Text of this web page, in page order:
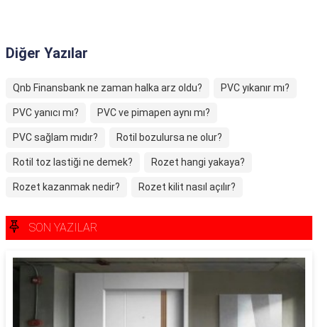
Diğer Yazılar
Qnb Finansbank ne zaman halka arz oldu? PVC yıkanır mı?
PVC yanıcı mı? PVC ve pimapen aynı mı?
PVC sağlam mıdır? Rotil bozulursa ne olur?
Rotil toz lastiği ne demek? Rozet hangi yakaya?
Rozet kazanmak nedir? Rozet kilit nasıl açılır?
SON YAZILAR